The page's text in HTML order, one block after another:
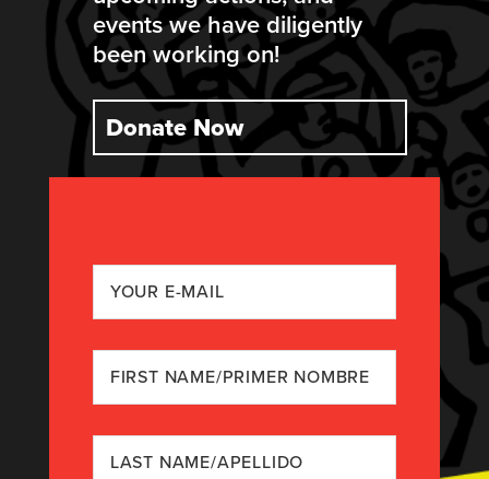
events we have diligently
been working on!
Donate Now